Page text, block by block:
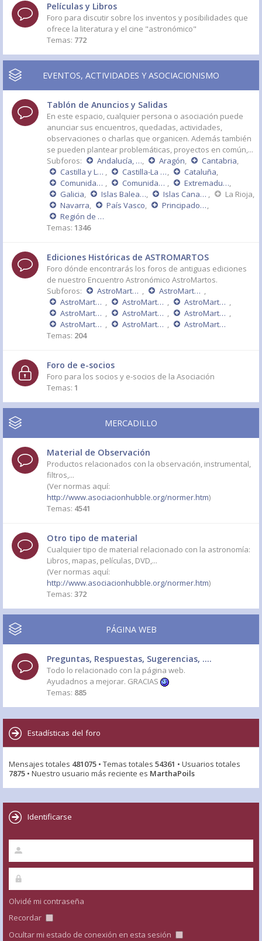
Películas y Libros
Foro para discutir sobre los inventos y posibilidades que
ofrece la literatura y el cine "astronómico"
Temas: 772
EVENTOS, ACTIVIDADES Y ASOCIACIONISMO
Tablón de Anuncios y Salidas
En este espacio, cualquier persona o asociación puede
anunciar sus encuentros, quedadas, actividades,
observaciones o charlas que organicen. Además también
se pueden plantear problemáticas, proyectos en común,...
Subforos:
Andalucía, Ceuta y Melilla , Aragón, Cantabria,
Castilla y León
, Castilla-La Mancha , Cataluña,
Comunidad de Madrid
, Comunidad Valenciana , Extremadura
,
Galicia, Islas Baleares , Islas Canarias , La Rioja,
Navarra, País Vasco, Principado de Asturias
,
Región de Murcia
Temas: 1346
Ediciones Históricas de ASTROMARTOS
Foro dónde encontrarás los foros de antiguas ediciones
de nuestro Encuentro Astronómico AstroMartos.
Subforos:
AstroMartos 2015 , AstroMartos 2014
,
AstroMartos 2013
, AstroMartos 2011 - DÉCIMO ANIVERSARIO , AstroMartos 2010
,
AstroMartos 2009
, AstroMartos 2008 , AstroMartos 2007
,
AstroMartos 2006
, AstroMartos 2005 ,
AstroMartos 2004
Temas: 204
Foro de e-socios
Foro para los socios y e-socios de la Asociación
Temas: 1
MERCADILLO
Material de Observación
Productos relacionados con la observación, instrumental,
filtros,...
(Ver normas aquí:
http://www.asociacionhubble.org/normer.htm)
Temas: 4541
Otro tipo de material
Cualquier tipo de material relacionado con la astronomía:
Libros, mapas, películas, DVD,...
(Ver normas aquí:
http://www.asociacionhubble.org/normer.htm)
Temas: 372
PÁGINA WEB
Preguntas, Respuestas, Sugerencias, ....
Todo lo relacionado con la página web.
Ayudadnos a mejorar. GRACIAS
Temas: 885
Estadísticas del foro
Mensajes totales 481075 • Temas totales 54361 • Usuarios totales
7875 • Nuestro usuario más reciente es MarthaPoils
Identificarse
Olvidé mi contraseña
Recordar
Ocultar mi estado de conexión en esta sesión